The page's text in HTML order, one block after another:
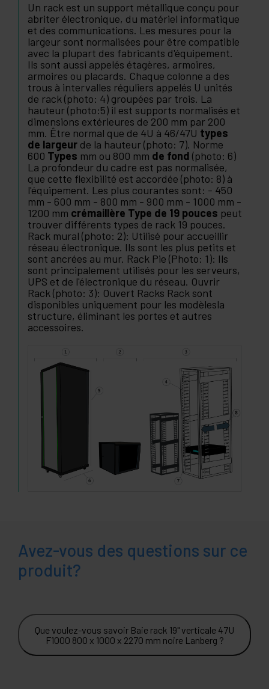
Un rack est un support métallique conçu pour
abriter électronique, du matériel informatique
et des communications. Les mesures pour la
largeur sont normalisées pour être compatible
avec la plupart des fabricants d'équipement.
Ils sont aussi appelés étagères, armoires,
armoires ou placards. Chaque colonne a des
trous à intervalles réguliers appelés U unités
de rack (photo: 4) groupées par trois. La
hauteur (photo:5) il est supports normalisés et
dimensions extérieures de 200 mm par 200
mm. Être normal que de 4U à 46/47U types
de largeur de la hauteur (photo: 7). Norme
600 Types mm ou 800 mm de fond (photo: 6)
La profondeur du cadre est pas normalisée,
que cette flexibilité est accordée (photo: 8) à
l'équipement. Les plus courantes sont: - 450
mm - 600 mm - 800 mm - 900 mm - 1000 mm -
1200 mm crémaillère Type de 19 pouces peut
trouver différents types de rack 19 pouces.
Rack mural (photo: 2): Utilisé pour accueillir
réseau électronique. Ils sont les plus petits et
sont ancrées au mur. Rack Pie (Photo: 1): Ils
sont principalement utilisés pour les serveurs,
UPS et de l'électronique du réseau. Ouvrir
Rack (photo: 3): Ouvert Racks Rack sont
disponibles uniquement pour les modèlesla
structure, éliminant les portes et autres
accessoires.
Avez-vous des questions sur ce
produit?
Que voulez-vous savoir Baie rack 19" verticale 47U
F1000 800 x 1000 x 2270 mm noire Lanberg ?